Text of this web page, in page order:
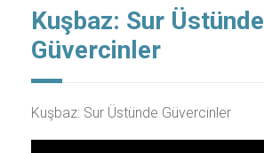
Kuşbaz: Sur Üstünde
Güvercinler
Kuşbaz: Sur Üstünde Güvercinler